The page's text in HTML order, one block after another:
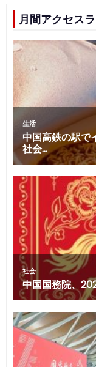
月間アクセス